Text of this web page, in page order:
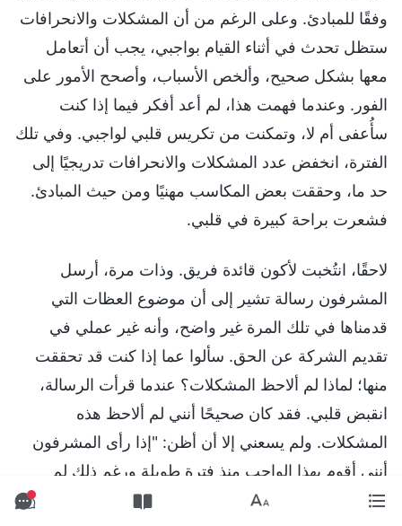
وفقًا للمبادئ. وعلى الرغم من أن المشكلات والانحرافات
ستظل تحدث في أثناء القيام بواجبي، يجب أن أتعامل
معها بشكل صحيح، وألخص الأسباب، وأصحح الأمور على
الفور. وعندما فهمت هذا، لم أعد أفكر فيما إذا كنت
سأُعفى أم لا، وتمكنت من تكريس قلبي لواجبي. وفي تلك
الفترة، انخفض عدد المشكلات والانحرافات تدريجيًا إلى
حد ما، وحققت بعض المكاسب مهنيًا ومن حيث المبادئ.
فشعرت براحة كبيرة في قلبي.
لاحقًا، انتُخبت لأكون قائدة فريق. وذات مرة، أرسل
المشرفون رسالة تشير إلى أن موضوع العظات التي
قدمناها في تلك المرة غير واضح، وأنه غير عملي في
تقديم الشركة عن الحق. سألوا عما إذا كنت قد تحققت
منها؛ لماذا لم ألاحظ المشكلات؟ عندما قرأت الرسالة،
انقبض قلبي. فقد كان صحيحًا أنني لم ألاحظ هذه
المشكلات. ولم يسعني إلا أن أظن: "إذا رأى المشرفون
أنني أقوم بهذا الواجب منذ فترة طويلة ورغم ذلك لم
أستوعب المبادئ بعد، فهل سيعتقدون أنني لست أهلًا لهذا